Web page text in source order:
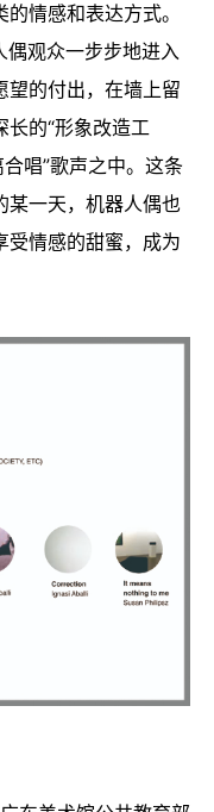
情感和表达方式。
偶观众一步步地进入
望的付出，在墙上留
长的“形象改造工
唱”歌声之中。这条
某一天，机器人偶也
受情感的甜蜜，成为